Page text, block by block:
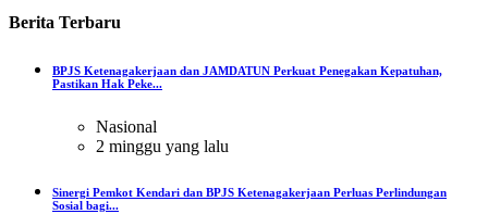
Berita Terbaru
BPJS Ketenagakerjaan dan JAMDATUN Perkuat Penegakan Kepatuhan,
Pastikan Hak Peke...
Nasional
2 minggu yang lalu
Sinergi Pemkot Kendari dan BPJS Ketenagakerjaan Perluas Perlindungan
Sosial bagi...